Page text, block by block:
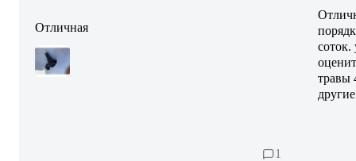
Отличная
1
соток.
травы